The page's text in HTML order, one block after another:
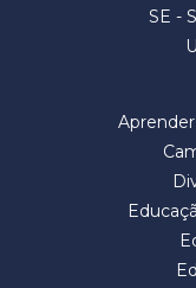
SE -